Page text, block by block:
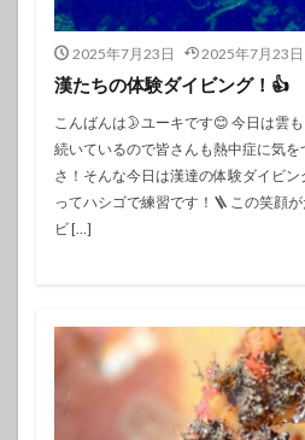
2025年7月23日 2025年7月23日
漢たちの体験ダイビング！👍
こんばんは🌛ユーキです😊 今日は雲
続いているので皆さんも熱中症に気を
さ！そんな今日は漢達の体験ダイビ
ってハシゴで練習です！🪜 この笑顔
ビ […]